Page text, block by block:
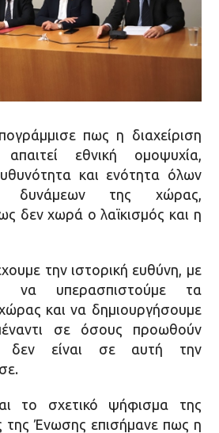
πως η διαχείριση
εθνική ομοψυχία,
και ενότητα όλων
δυνάμεων της χώρας,
δεν χωρά ο λαϊκισμός και η
την ιστορική ευθύνη, με
να υπερασπιστούμε τα
και να δημιουργήσουμε
σε όσους προωθούν
δεν είναι σε αυτή την
το σχετικό ψήφισμα της
Ένωσης επισήμανε πως η